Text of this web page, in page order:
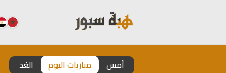
أمس مباريات اليوم الغد